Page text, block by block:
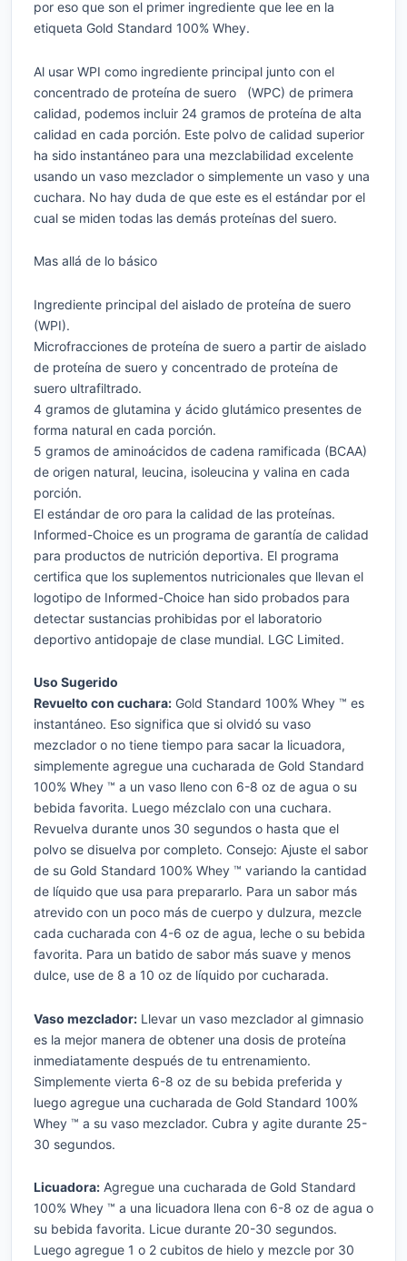
por eso que son el primer ingrediente que lee en la
etiqueta Gold Standard 100% Whey.
Al usar WPI como ingrediente principal junto con el
concentrado de proteína de suero (WPC) de primera
calidad, podemos incluir 24 gramos de proteína de alta
calidad en cada porción. Este polvo de calidad superior
ha sido instantáneo para una mezclabilidad excelente
usando un vaso mezclador o simplemente un vaso y una
cuchara. No hay duda de que este es el estándar por el
cual se miden todas las demás proteínas del suero.
Mas allá de lo básico
Ingrediente principal del aislado de proteína de suero
(WPI).
Microfracciones de proteína de suero a partir de aislado
de proteína de suero y concentrado de proteína de
suero ultrafiltrado.
4 gramos de glutamina y ácido glutámico presentes de
forma natural en cada porción.
5 gramos de aminoácidos de cadena ramificada (BCAA)
de origen natural, leucina, isoleucina y valina en cada
porción.
El estándar de oro para la calidad de las proteínas.
Informed-Choice es un programa de garantía de calidad
para productos de nutrición deportiva. El programa
certifica que los suplementos nutricionales que llevan el
logotipo de Informed-Choice han sido probados para
detectar sustancias prohibidas por el laboratorio
deportivo antidopaje de clase mundial. LGC Limited.
Uso Sugerido
Revuelto con cuchara: Gold Standard 100% Whey ™ es
instantáneo. Eso significa que si olvidó su vaso
mezclador o no tiene tiempo para sacar la licuadora,
simplemente agregue una cucharada de Gold Standard
100% Whey ™ a un vaso lleno con 6-8 oz de agua o su
bebida favorita. Luego mézclalo con una cuchara.
Revuelva durante unos 30 segundos o hasta que el
polvo se disuelva por completo. Consejo: Ajuste el sabor
de su Gold Standard 100% Whey ™ variando la cantidad
de líquido que usa para prepararlo. Para un sabor más
atrevido con un poco más de cuerpo y dulzura, mezcle
cada cucharada con 4-6 oz de agua, leche o su bebida
favorita. Para un batido de sabor más suave y menos
dulce, use de 8 a 10 oz de líquido por cucharada.
Vaso mezclador: Llevar un vaso mezclador al gimnasio
es la mejor manera de obtener una dosis de proteína
inmediatamente después de tu entrenamiento.
Simplemente vierta 6-8 oz de su bebida preferida y
luego agregue una cucharada de Gold Standard 100%
Whey ™ a su vaso mezclador. Cubra y agite durante 25-
30 segundos.
Licuadora: Agregue una cucharada de Gold Standard
100% Whey ™ a una licuadora llena con 6-8 oz de agua o
su bebida favorita. Licue durante 20-30 segundos.
Luego agregue 1 o 2 cubitos de hielo y mezcle por 30